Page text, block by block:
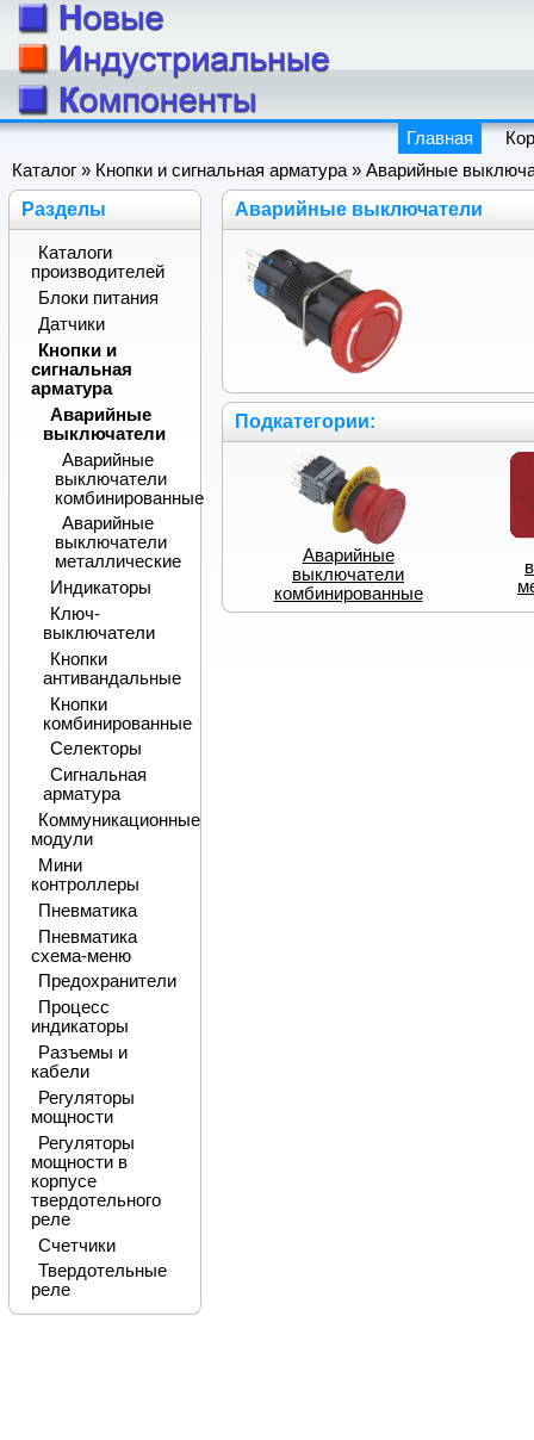
Главная
Каталог » Кнопки и сигнальная арматура» Аварийные
Аварийные выключатели
Подкатегории:
Аварийные
выключатели
комбинированные
Разделы
Каталоги
производителей
Блоки питания
Датчики
Кнопки и
сигнальная
арматура
Аварийные
выключатели
Аварийные
выключатели
комбинированные
Аварийные
выключатели
металлические
Индикаторы
Ключ-
выключатели
Кнопки
антивандальные
Кнопки
комбинированные
Селекторы
Сигнальная
арматура
Коммуникационные
модули
Мини
контроллеры
Пневматика
Пневматика
схема-меню
Предохранители
Процесс
индикаторы
Разъемы и
кабели
Регуляторы
мощности
Регуляторы
мощности в
корпусе
твердотельного
реле
Счетчики
Твердотельные
реле